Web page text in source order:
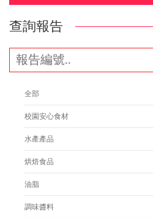
查詢報告
全部
校園安心食材
水產產品
烘焙食品
油脂
調味醬料